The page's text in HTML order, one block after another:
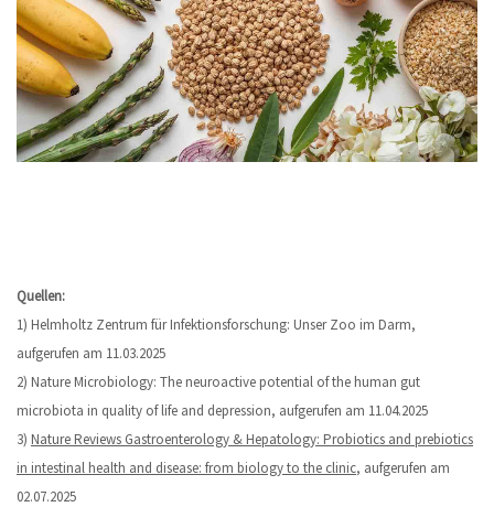
Quellen:
1) Helmholtz Zentrum für Infektionsforschung: Unser Zoo im Darm,
aufgerufen am 11.03.2025
2) Nature Microbiology: The neuroactive potential of the human gut
microbiota in quality of life and depression, aufgerufen am 11.04.2025
3) Nature Reviews Gastroenterology & Hepatology: Probiotics and prebiotics
in intestinal health and disease: from biology to the clinic, aufgerufen am
02.07.2025